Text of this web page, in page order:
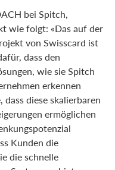
bei Spitch,
wie folgt: «Das auf der
von Swisscard ist
dass den
wie sie Spitch
erkennen
diese skalierbaren
ermöglichen
Kunden die
die schnelle